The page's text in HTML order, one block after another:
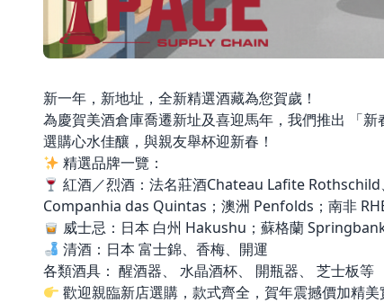
新一年，新地址，全新精選酒藏為您賀歲！
為慶賀美酒倉庫喬遷新址及喜迎馬年，我們推出 「
選購心水佳釀，與親友舉杯迎新春！
精選品牌一覽：
紅酒／烈酒：法名莊酒Chateau Lafite Rothschild
Companhia das Quintas；澳洲 Penfolds；南非
威士忌：日本 白州 Hakushu；蘇格蘭
清酒：日本 富士錦、香梅、開運
各類酒具： 醒酒器、 水晶酒杯、 開瓶器、 芝士板等
歡迎親臨新店選購，款式齊全，賀年震撼價加精美